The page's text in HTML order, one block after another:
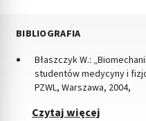
BIBLIOGRAFIA
Błaszczyk W.:
studentów medycyny i
PZWL, Warszawa, 2004,
Czytaj więcej